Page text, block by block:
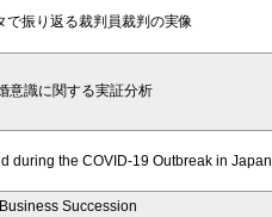
振り返る裁判員裁判の実像
意識に関する実証分析
during the COVID-19 Outbreak in Japan
Succession